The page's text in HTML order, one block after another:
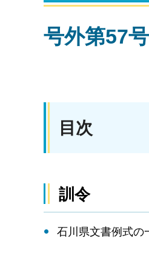
号外第57
目次
訓令
石川県文書例式の